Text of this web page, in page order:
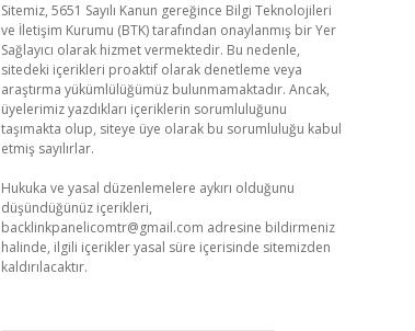
Sitemiz, 5651 Sayılı Kanun gereğince Bilgi Teknolojileri
ve İletişim Kurumu (BTK) tarafından onaylanmış bir Yer
Sağlayıcı olarak hizmet vermektedir. Bu nedenle,
sitedeki içerikleri proaktif olarak denetleme veya
araştırma yükümlülüğümüz bulunmamaktadır. Ancak,
üyelerimiz yazdıkları içeriklerin sorumluluğunu
taşımakta olup, siteye üye olarak bu sorumluluğu kabul
etmiş sayılırlar.
Hukuka ve yasal düzenlemelere aykırı olduğunu
düşündüğünüz içerikleri,
backlinkpanelicomtr@gmail.com adresine bildirmeniz
halinde, ilgili içerikler yasal süre içerisinde sitemizden
kaldırılacaktır.